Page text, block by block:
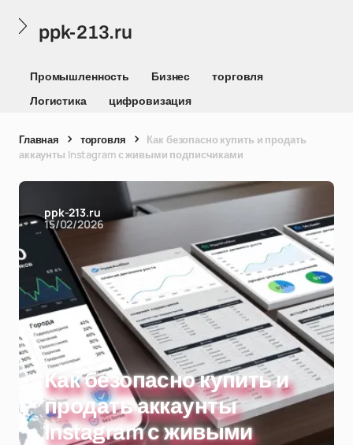
ppk-213.ru
Промышленность Бизнес
торговля
Логистика
цифровизация
Главная торговля
Как безопасно купить и продать
аккаунты Instagram с живыми подписчиками
ppk-213.ru
15/02/2026
Как безопасно купить и
продать аккаунты
Instagram с живыми